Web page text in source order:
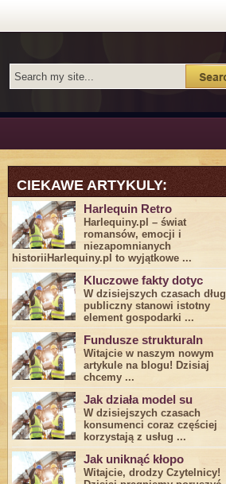
CIEKAWE ARTYKULY:
Harlequin Retro
Harlequiny.pl – świat
romansów, emocji i
niezapomnianych
historiiHarlequiny.pl to wyjątkowe ...
Kluczowe fakty dotyc
W dzisiejszych czasach dług
publiczny stanowi istotny
element gospodarki ...
Fundusze strukturaln
Witajcie w naszym nowym
artykule na blogu! Dzisiaj
chcemy ...
Jak działa model su
W dzisiejszych czasach
konsumenci ‌coraz częściej
korzystają z usług⁤ ...
Jak uniknąć kłopo
Witajcie, drodzy Czytelnicy!